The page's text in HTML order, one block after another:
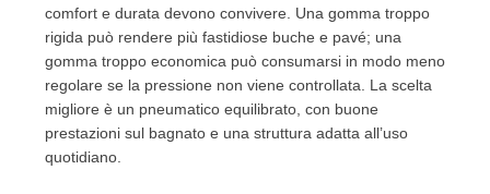
comfort e durata devono convivere. Una gomma troppo
rigida può rendere più fastidiose buche e pavé; una
gomma troppo economica può consumarsi in modo meno
regolare se la pressione non viene controllata. La scelta
migliore è un pneumatico equilibrato, con buone
prestazioni sul bagnato e una struttura adatta all’uso
quotidiano.